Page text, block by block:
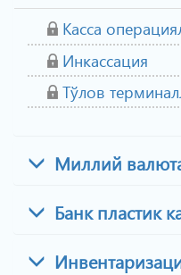
Касса
Инкассация
Тўлов
Миллий
Банк пластик